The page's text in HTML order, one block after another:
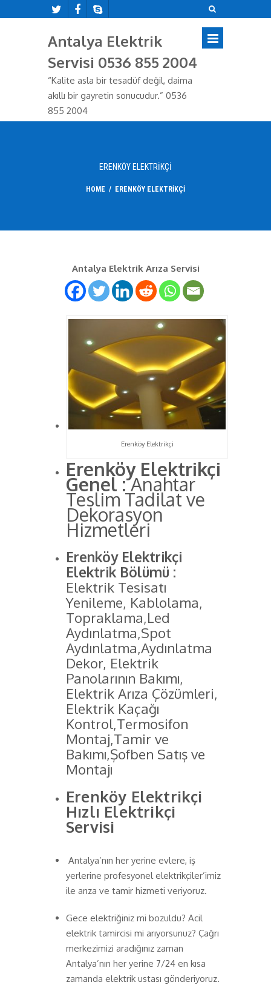
Antalya Elektrik
Servisi 0536 855 2004
“Kalite asla bir tesadüf değil, daima
akıllı bir gayretin sonucudur.” 0536
855 2004
ERENKÖY ELEKTRIKÇI
HOME / ERENKÖY ELEKTRIKÇI
Antalya Elektrik Arıza Servisi
Erenköy Elektrikçi
Erenköy Elektrikçi
Genel :Anahtar
Teslim Tadilat ve
Dekorasyon
Hizmetleri
Erenköy Elektrikçi
Elektrik Bölümü :
Elektrik Tesisatı
Yenileme, Kablolama,
Topraklama,Led
Aydınlatma,Spot
Aydınlatma,Aydınlatma
Dekor, Elektrik
Panolarının Bakımı,
Elektrik Arıza Çözümleri,
Elektrik Kaçağı
Kontrol,Termosifon
Montaj,Tamir ve
Bakımı,Şofben Satış ve
Montajı
Erenköy Elektrikçi
Hızlı Elektrikçi
Servisi
Antalya’nın her yerine evlere, iş
yerlerine profesyonel elektrikçiler’imiz
ile arıza ve tamir hizmeti veriyoruz.
Gece elektriğiniz mi bozuldu? Acil
elektrik tamircisi mi arıyorsunuz? Çağrı
merkezimizi aradığınız zaman
Antalya’nın her yerine 7/24 en kısa
zamanda elektrik ustası gönderiyoruz.